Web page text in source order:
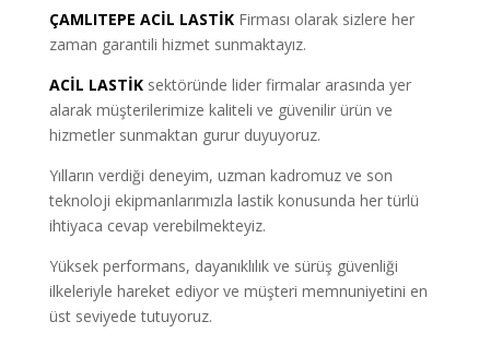
ÇAMLITEPE ACİL LASTİKFirması olarak sizlere her
zaman garantili hizmet sunmaktayız.
ACİL LASTİKsektöründe lider firmalar arasında yer
alarak müşterilerimize kaliteli ve güvenilir ürün ve
hizmetler sunmaktan gurur duyuyoruz.
Yılların verdiği deneyim, uzman kadromuz ve son
teknoloji ekipmanlarımızla lastik konusunda her türlü
ihtiyaca cevap verebilmekteyiz.
Yüksek performans, dayanıklılık ve sürüş güvenliği
ilkeleriyle hareket ediyor ve müşteri memnuniyetini en
üst seviyede tutuyoruz.